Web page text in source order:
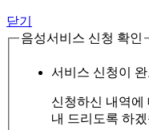
닫기
음성서비스 신청 확인
서비스 신청이
신청하신 내역에
내 드리도록 하